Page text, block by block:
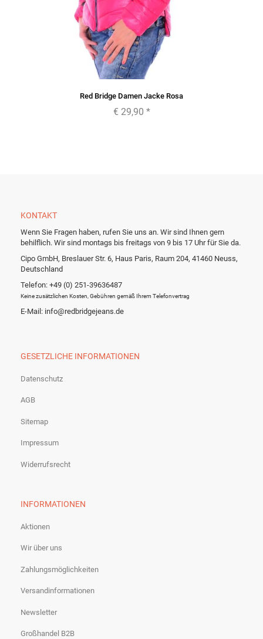
Red Bridge Damen Jacke Rosa
€ 29,90 *
KONTAKT
Wenn Sie Fragen haben, rufen Sie uns an. Wir sind Ihnen gern
behilflich. Wir sind montags bis freitags von 9 bis 17 Uhr für Sie da.
Cipo GmbH, Breslauer Str. 6, Haus Paris, Raum 204, 41460 Neuss,
Deutschland
Telefon: +49 (0) 251-39636487
Keine zusätzlichen Kosten, Gebühren gemäß Ihrem Telefonvertrag
E-Mail: info@redbridgejeans.de
GESETZLICHE INFORMATIONEN
Datenschutz
AGB
Sitemap
Impressum
Widerrufsrecht
INFORMATIONEN
Aktionen
Wir über uns
Zahlungsmöglichkeiten
Versandinformationen
Newsletter
Großhandel B2B